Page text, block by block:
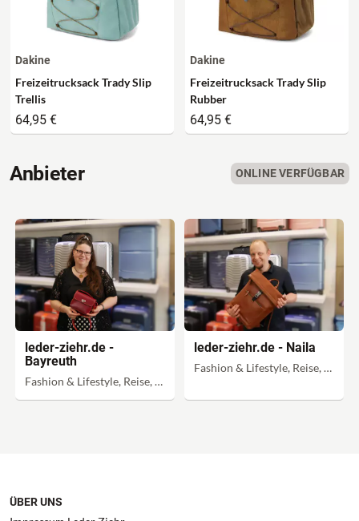
Dakine
Freizeitrucksack Trady Slip
Trellis
64,95 €
Dakine
Freizeitrucksack Trady Slip
Rubber
64,95 €
Anbieter ONLINE VERFÜGBAR
leder-ziehr.de -
Bayreuth
Fashion & Lifestyle, Reise, Schule
leder-ziehr.de - Naila
Fashion & Lifestyle, Reise, Schule
ÜBER UNS